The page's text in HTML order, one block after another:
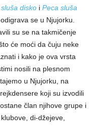
disko i Peca sluša
odigrava se u Njujorku.
su se na takmičenje
će moći da čuju neke
i kako je ova vrsta
nosili na plesnom
u Njujorku, na
koji su izvodili
član njihove grupe i
di-džejeve,